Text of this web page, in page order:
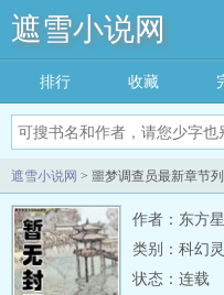
遮雪小说网
排行 收藏
遮雪小说网 > 噩梦调查员最新章节
作者：东方
类别：科幻
状态：连载